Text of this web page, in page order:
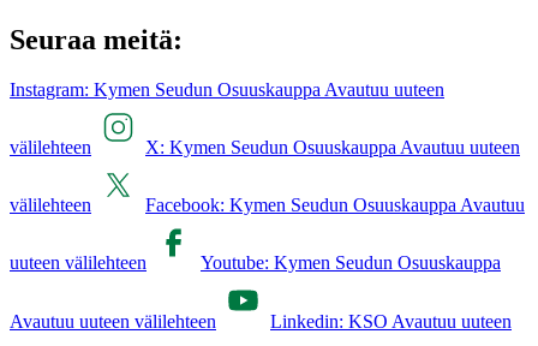
Seuraa meitä:
Instagram: Kymen Seudun Osuuskauppa Avautuu uuteen
välilehteen X: Kymen Seudun Osuuskauppa Avautuu uuteen
välilehteen Facebook: Kymen Seudun Osuuskauppa Avautuu
uuteen välilehteen Youtube: Kymen Seudun Osuuskauppa
Avautuu uuteen välilehteen Linkedin: KSO Avautuu uuteen